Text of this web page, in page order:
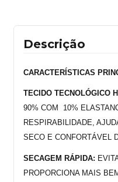
Descrição
CARACTERÍSTICAS
TECIDO TECNOLÓGICO
90% COM  10%
RESPIRABILIDADE,
SECO E CONFORTÁVEL
SECAGEM RÁPIDA:
PROPORCIONA MAIS